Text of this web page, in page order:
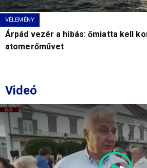
VÉLEMÉNY
Árpád vezér a hibás: őmiatta kell
atomerőművet
Videó